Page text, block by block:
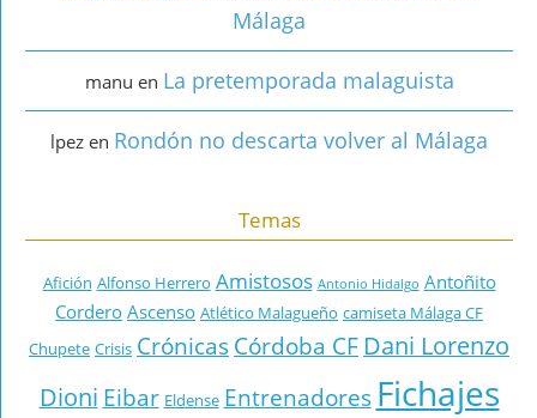
Málaga
manu en La pretemporada malaguista
lpez en Rondón no descarta volver al Málaga
Temas
Afición Alfonso Herrero Amistosos Antonio Hidalgo Antoñito
CorderoAscenso Atlético Malagueño camiseta Málaga CF
Chupete Crisis Crónicas Córdoba CF Dani Lorenzo
Dioni Eibar Eldense Entrenadores Fichajes